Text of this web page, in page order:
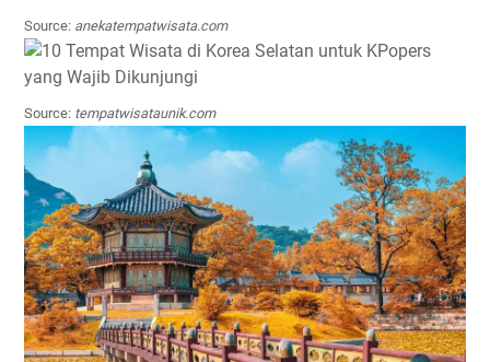
Source: anekatempatwisata.com
Source: tempatwisataunik.com